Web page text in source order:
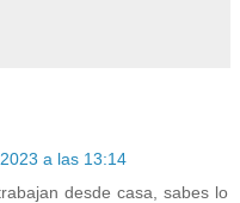
a las 13:14
desde casa, sabes lo